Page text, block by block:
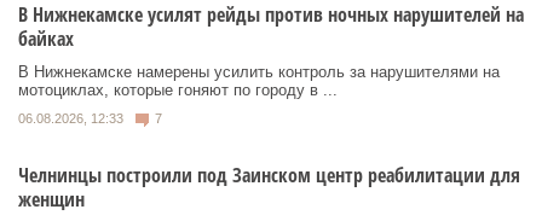
В Нижнекамске усилят рейды против ночных нарушителей на
байках
В Нижнекамске намерены усилить контроль за нарушителями на
мотоциклах, которые гоняют по городу в ...
06.08.2026, 12:33 7
Челнинцы построили под Заинском центр реабилитации для
женщин